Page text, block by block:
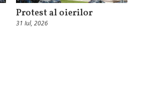
Protest al oierilor
31 Iul, 2026